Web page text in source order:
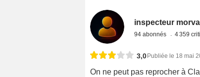
inspecteur
94 abonnés 4 359
3,0Publiée le 18 mai
On ne peut pas reprocher à